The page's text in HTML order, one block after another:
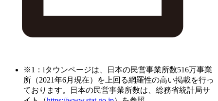
※1：iタウンページは、日本の民営事業所数516万事業
所（2021年6月現在）を上回る網羅性の高い掲載を行っ
ております。日本の民営事業所数は、総務省統計局サ